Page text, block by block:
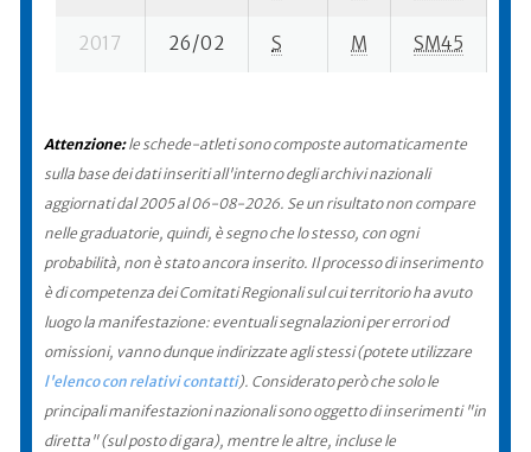
2017 26/02 S M SM45
Attenzione:le schede-atleti sono composte automaticamente
sulla base dei dati inseriti all'interno degli archivi nazionali
aggiornati dal 2005 al 06-08-2026. Se un risultato non compare
nelle graduatorie, quindi, è segno che lo stesso, con ogni
probabilità, non è stato ancora inserito. Il processo di inserimento
è di competenza dei Comitati Regionali sul cui territorio ha avuto
luogo la manifestazione: eventuali segnalazioni per errori od
omissioni, vanno dunque indirizzate agli stessi (potete utilizzare
l'elenco con relativi contatti). Considerato però che solo le
principali manifestazioni nazionali sono oggetto di inserimenti "in
diretta" (sul posto di gara), mentre le altre, incluse le